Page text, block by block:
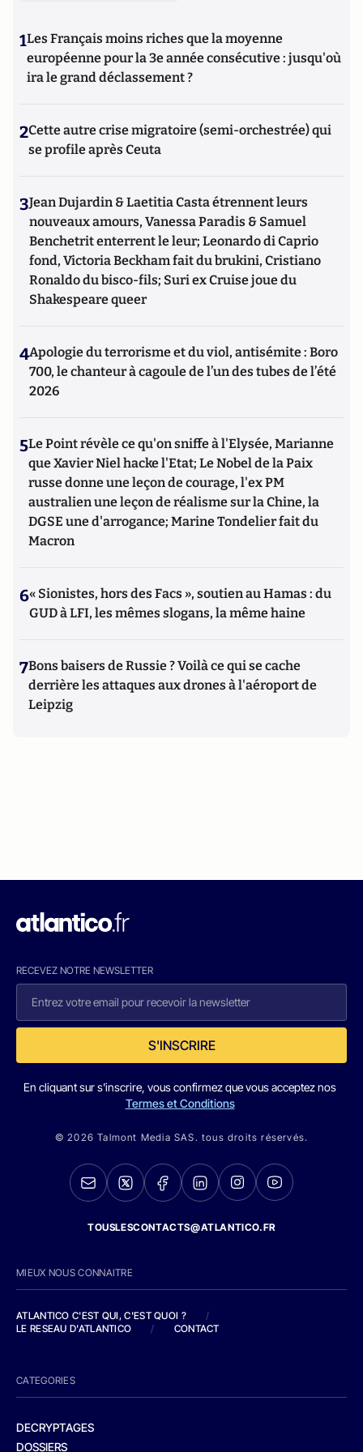
1Les Français moins riches que la moyenne
européenne pour la 3e année consécutive : jusqu'où
ira le grand déclassement ?
2Cette autre crise migratoire (semi-orchestrée) qui
se profile après Ceuta
3Jean Dujardin & Laetitia Casta étrennent leurs
nouveaux amours, Vanessa Paradis & Samuel
Benchetrit enterrent le leur; Leonardo di Caprio
fond, Victoria Beckham fait du brukini, Cristiano
Ronaldo du bisco-fils; Suri ex Cruise joue du
Shakespeare queer
4Apologie du terrorisme et du viol, antisémite : Boro
700, le chanteur à cagoule de l’un des tubes de l’été
2026
5Le Point révèle ce qu'on sniffe à l'Elysée, Marianne
que Xavier Niel hacke l'Etat; Le Nobel de la Paix
russe donne une leçon de courage, l'ex PM
australien une leçon de réalisme sur la Chine, la
DGSE une d'arrogance; Marine Tondelier fait du
Macron
6« Sionistes, hors des Facs », soutien au Hamas : du
GUD à LFI, les mêmes slogans, la même haine
7Bons baisers de Russie ? Voilà ce qui se cache
derrière les attaques aux drones à l'aéroport de
Leipzig
RECEVEZ NOTRE NEWSLETTER
S'INSCRIRE
En cliquant sur s'inscrire, vous confirmez que vous acceptez nos
Termes et Conditions
© 2026 Talmont Media SAS. tous droits réservés.
TOUSLESCONTACTS@ATLANTICO.FR
MIEUX NOUS CONNAITRE
ATLANTICO C'EST QUI, C'EST QUOI ?
/
LE RESEAU D'ATLANTICO
/ CONTACT
CATEGORIES
DECRYPTAGES
DOSSIERS